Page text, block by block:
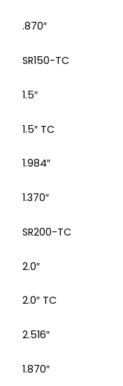
.870″
SR150-TC
1.5″
1.5″ TC
1.984″
1.370″
SR200-TC
2.0″
2.0″ TC
2.516″
1.870″